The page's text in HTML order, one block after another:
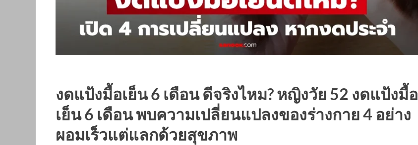
งดแป้งมื้อเย็น 6 เดือน ดีจริงไหม? หญิงวัย 52 งดแป้งมื้อ
เย็น 6 เดือน พบความเปลี่ยนแปลงของร่างกาย 4 อย่าง
ผอมเร็วแต่แลกด้วยสุขภาพ